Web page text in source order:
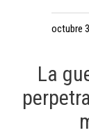
octubre
La